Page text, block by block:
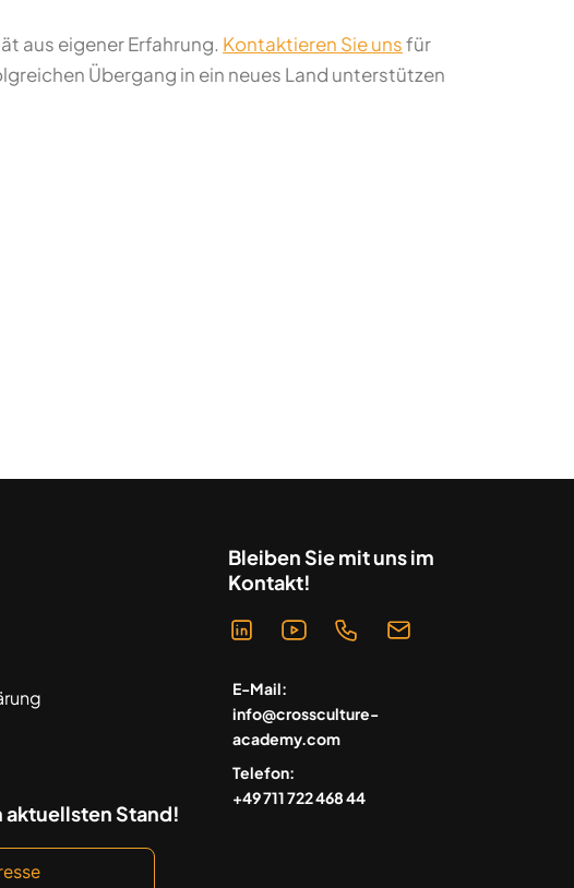
aus eigener Erfahrung. Kontaktieren Sie unsfür
Übergang in ein neues Land unterstützen
aktuellsten Stand!
Bleiben Sie mit uns im
Kontakt!
E-Mail:
info@crossculture-
academy.com
Telefon:
+49 711 722 468 44